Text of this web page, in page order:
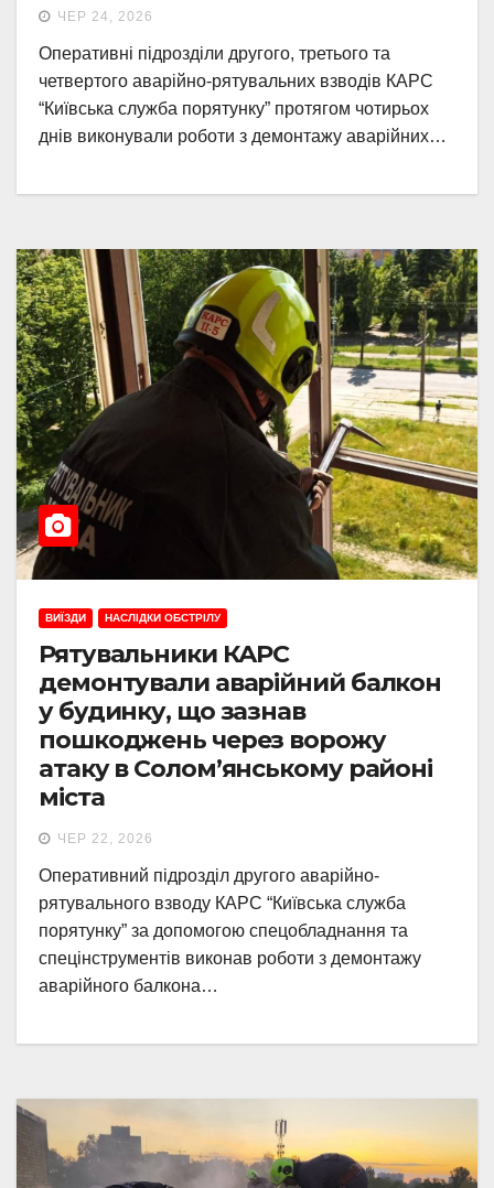
ЧЕР 24, 2026
Оперативні підрозділи другого, третього та
четвертого аварійно-рятувальних взводів КАРС
“Київська служба порятунку” протягом чотирьох
днів виконували роботи з демонтажу аварійних…
ВИЇЗДИ НАСЛІДКИ ОБСТРІЛУ
Рятувальники КАРС
демонтували аварійний балкон
у будинку, що зазнав
пошкоджень через ворожу
атаку в Солом’янському районі
міста
ЧЕР 22, 2026
Оперативний підрозділ другого аварійно-
рятувального взводу КАРС “Київська служба
порятунку” за допомогою спецобладнання та
спецінструментів виконав роботи з демонтажу
аварійного балкона…